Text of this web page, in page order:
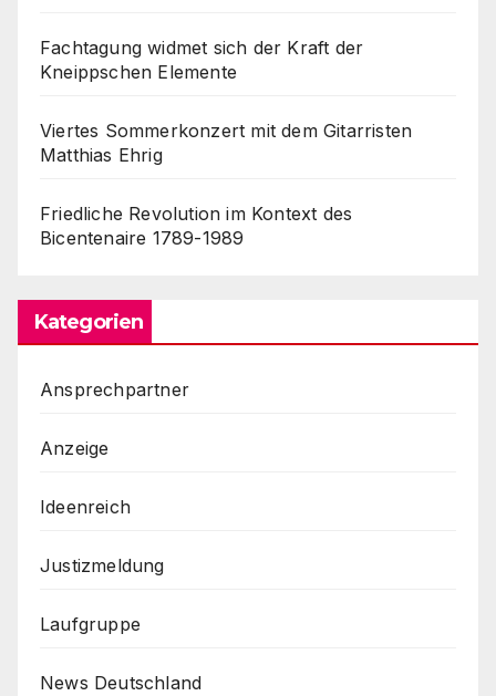
Fachtagung widmet sich der Kraft der
Kneippschen Elemente
Viertes Sommerkonzert mit dem Gitarristen
Matthias Ehrig
Friedliche Revolution im Kontext des
Bicentenaire 1789-1989
Kategorien
Ansprechpartner
Anzeige
Ideenreich
Justizmeldung
Laufgruppe
News Deutschland